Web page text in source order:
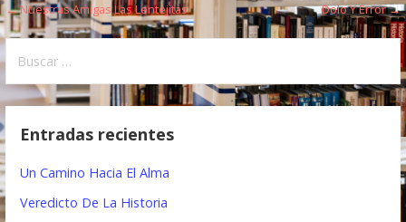
N
a
v
e
a
← Nuestras Amigas Las Lentejitas Dolo Y Error →
Entradas recientes
Un Camino Hacia El Alma
Veredicto De La Historia